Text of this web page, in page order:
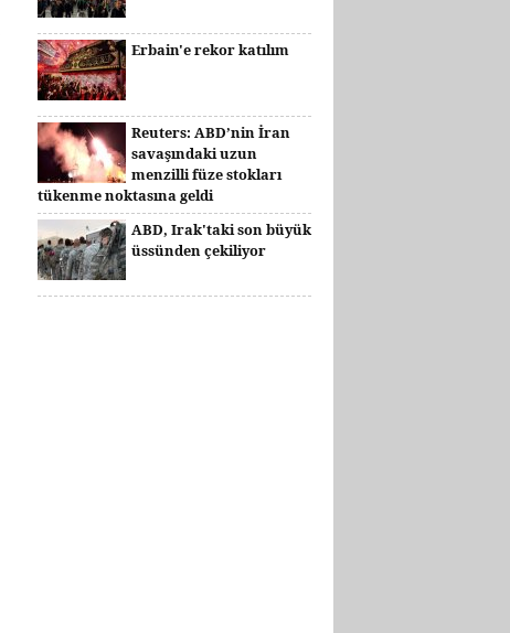
Erbain'e rekor katılım
Reuters: ABD’nin İran
savaşındaki uzun
menzilli füze stokları
tükenme noktasına geldi
ABD, Irak'taki son büyük
üssünden çekiliyor